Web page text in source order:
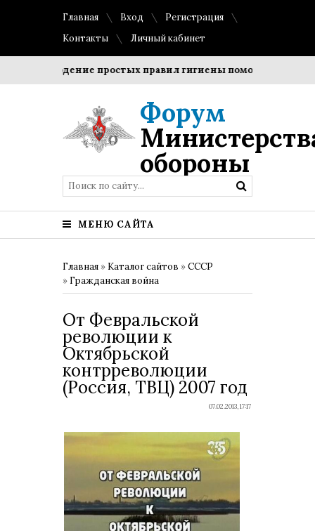
Главная Вход
Регистрация
Контакты
Личный кабинет
Соблюдение простых правил гигиены помогает
Форум
обороны
МЕНЮ САЙТА
Главная » Каталог сайтов »СССР
» Гражданская война
От Февральской
революции к
Октябрьской
контрреволюции
(Россия, ТВЦ) 2007 год
07.02.2013, 17:17